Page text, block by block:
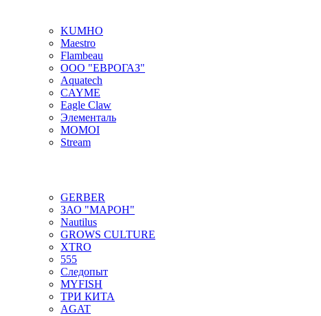
KUMHO
Maestro
Flambeau
ООО "ЕВРОГАЗ"
Aquatech
CAYME
Eagle Claw
Элементаль
MOMOI
Stream
GERBER
ЗАО "МАРОН"
Nautilus
GROWS CULTURE
XTRO
555
Следопыт
MYFISH
ТРИ КИТА
AGAT